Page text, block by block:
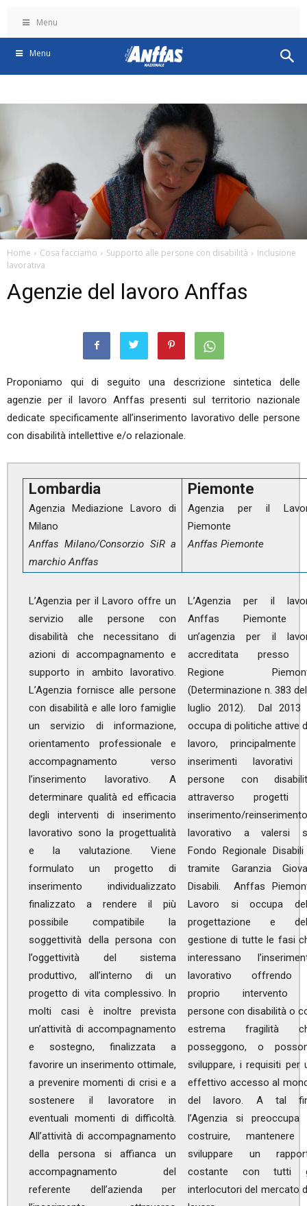
Menu
Menu
Home Cosa facciamo Supporto alle persone con disabilità
Inclusione
lavorativa
Agenzie del lavoro Anffas
Proponiamo qui di seguito una descrizione sintetica delle
agenzie per il lavoro Anffas presenti sul territorio nazionale
dedicate specificamente all’inserimento lavorativo delle persone
con disabilità intellettive e/o relazionale.
Lombardia
Agenzia Mediazione Lavoro di
Milano
Anffas Milano/Consorzio SiR a
marchio Anffas
Piemonte
Agenzia per il
Piemonte
Anffas Piemonte
L’Agenzia per il Lavoro offre un
servizio alle persone con
disabilità che necessitano di
azioni di accompagnamento e
supporto in ambito lavorativo.
L’Agenzia fornisce alle persone
con disabilità e alle loro famiglie
un servizio di informazione,
orientamento professionale e
accompagnamento verso
l’inserimento lavorativo. A
determinare qualità ed efficacia
degli interventi di inserimento
lavorativo sono la progettualità
e la valutazione. Viene
formulato un progetto di
inserimento individualizzato
finalizzato a rendere il più
possibile compatibile la
soggettività della persona con
l’oggettività del sistema
produttivo, all’interno di un
progetto di vita complessivo. In
molti casi è inoltre prevista
un’attività di accompagnamento
e sostegno, finalizzata a
favorire un inserimento ottimale,
a prevenire momenti di crisi e a
sostenere il lavoratore in
eventuali momenti di difficoltà.
All’attività di accompagnamento
della persona si affianca un
accompagnamento del
referente dell’azienda per
L’Agenzia per il
Anffas Piemonte
un’agenzia per il
accreditata presso
Regione
(Determinazione n. 383
luglio 2012). Dal 2013
occupa di politiche attive
lavoro, principalmente
inserimenti lavorativi
persone con
attraverso progetti
inserimento/reinserimento
lavorativo a valersi
Fondo Regionale
tramite Garanzia
Disabili. Anffas
Lavoro si occupa
progettazione e
gestione di tutte le fasi
interessano
lavorativo offrendo
proprio intervento
persone con disabilità o
estrema fragilità
posseggono, o
sviluppare, i requisiti per
effettivo accesso al
del lavoro. A tal
l’Agenzia si preoccupa
costruire, mantenere
sviluppare un
costante con tutti
interlocutori del mercato